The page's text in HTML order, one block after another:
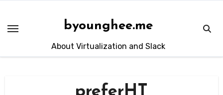
content
byounghee.me
About Virtualization and Slack